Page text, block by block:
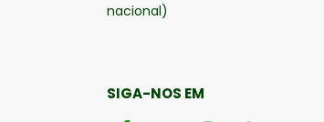
nacional)
SIGA-NOS EM